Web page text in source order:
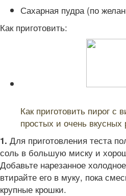
Сахарная пудра (по
Как приготовить:
Как приготовить пирог
простых и очень вкусных
1. Для приготовления теста
соль в большую миску и
Добавьте нарезанное
втирайте его в муку, пока
крупные крошки.